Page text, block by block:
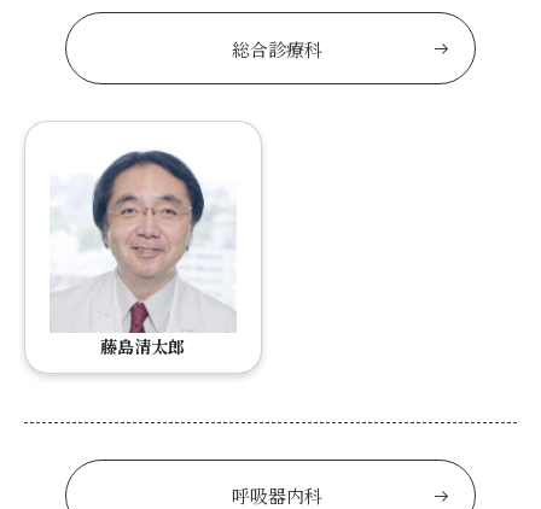
総合診療科
藤島清太郎
呼吸器内科